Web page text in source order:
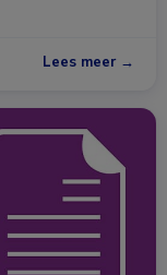
Lees meer →